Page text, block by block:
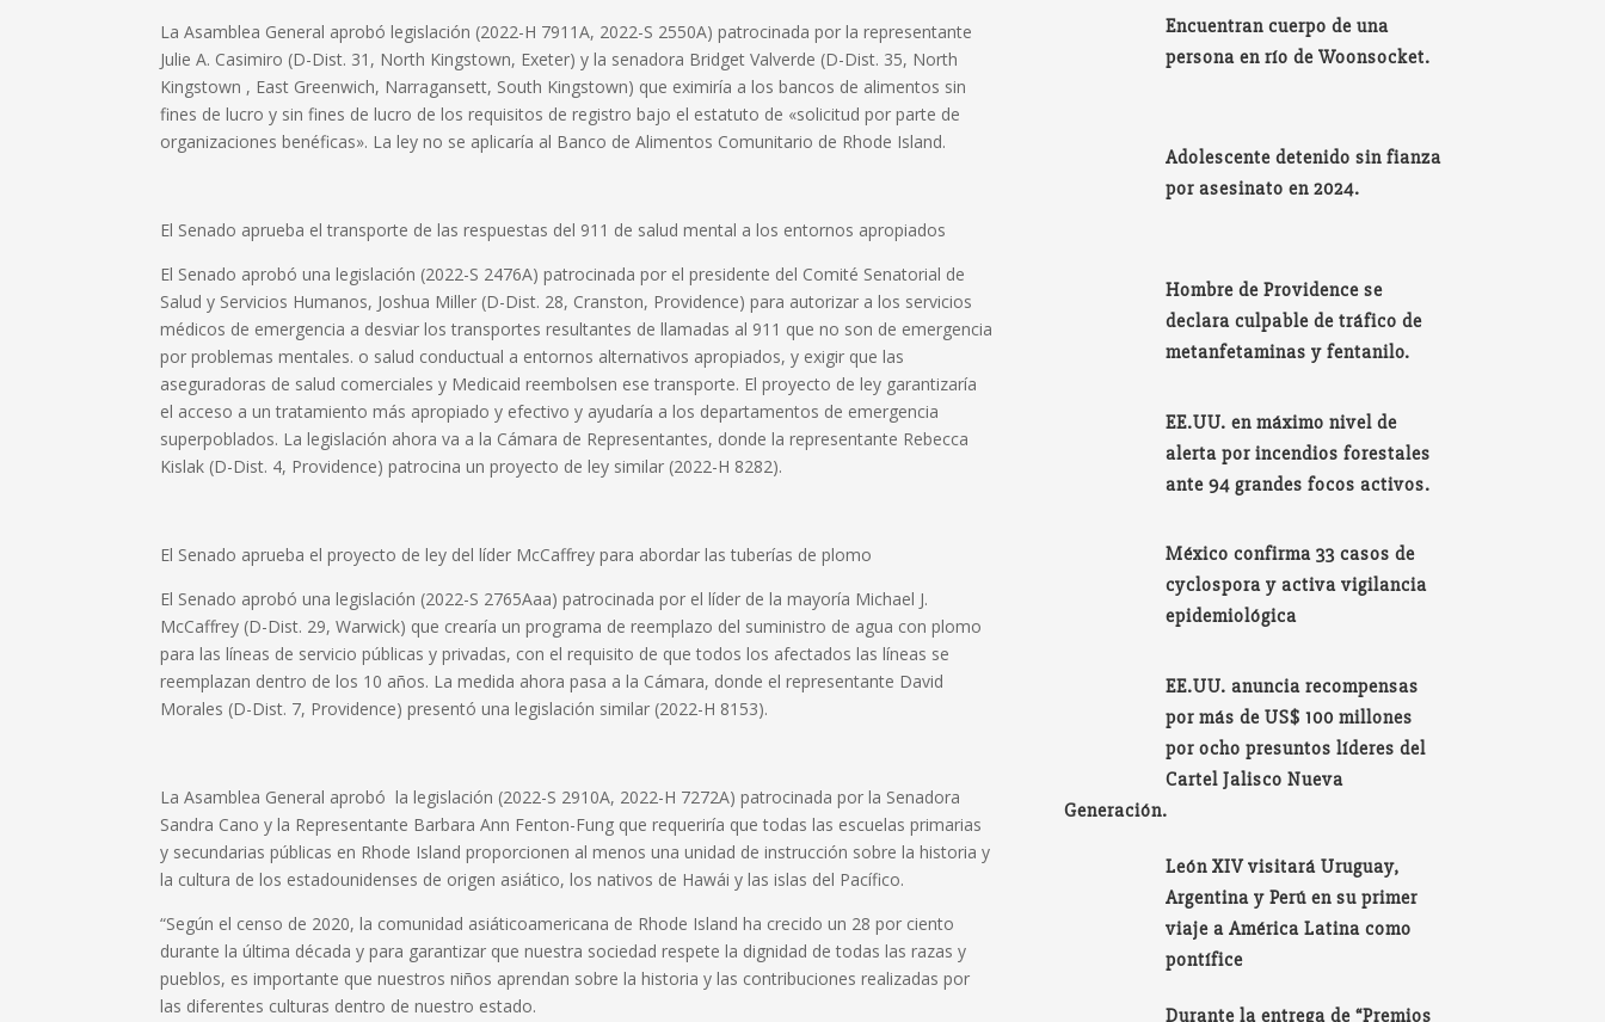
La Asamblea General aprobó legislación (2022-H 7911A, 2022-S 2550A) patrocinada por la representante
Julie A. Casimiro (D-Dist. 31, North Kingstown, Exeter) y la senadora Bridget Valverde (D-Dist. 35, North
Kingstown , East Greenwich, Narragansett, South Kingstown) que eximiría a los bancos de alimentos sin
fines de lucro y sin fines de lucro de los requisitos de registro bajo el estatuto de «solicitud por parte de
organizaciones benéficas». La ley no se aplicaría al Banco de Alimentos Comunitario de Rhode Island.
El Senado aprueba el transporte de las respuestas del 911 de salud mental a los entornos apropiados
El Senado aprobó una legislación (2022-S 2476A) patrocinada por el presidente del Comité Senatorial de
Salud y Servicios Humanos, Joshua Miller (D-Dist. 28, Cranston, Providence) para autorizar a los servicios
médicos de emergencia a desviar los transportes resultantes de llamadas al 911 que no son de emergencia
por problemas mentales. o salud conductual a entornos alternativos apropiados, y exigir que las
aseguradoras de salud comerciales y Medicaid reembolsen ese transporte. El proyecto de ley garantizaría
el acceso a un tratamiento más apropiado y efectivo y ayudaría a los departamentos de emergencia
superpoblados. La legislación ahora va a la Cámara de Representantes, donde la representante Rebecca
Kislak (D-Dist. 4, Providence) patrocina un proyecto de ley similar (2022-H 8282).
El Senado aprueba el proyecto de ley del líder McCaffrey para abordar las tuberías de plomo
El Senado aprobó una legislación (2022-S 2765Aaa) patrocinada por el líder de la mayoría Michael J.
McCaffrey (D-Dist. 29, Warwick) que crearía un programa de reemplazo del suministro de agua con plomo
para las líneas de servicio públicas y privadas, con el requisito de que todos los afectados las líneas se
reemplazan dentro de los 10 años. La medida ahora pasa a la Cámara, donde el representante David
Morales (D-Dist. 7, Providence) presentó una legislación similar (2022-H 8153).
La Asamblea General aprobó la legislación (2022-S 2910A, 2022-H 7272A) patrocinada por la Senadora
Sandra Cano y la Representante Barbara Ann Fenton-Fung que requeriría que todas las escuelas primarias
y secundarias públicas en Rhode Island proporcionen al menos una unidad de instrucción sobre la historia y
la cultura de los estadounidenses de origen asiático, los nativos de Hawái y las islas del Pacífico.
“Según el censo de 2020, la comunidad asiáticoamericana de Rhode Island ha crecido un 28 por ciento
durante la última década y para garantizar que nuestra sociedad respete la dignidad de todas las razas y
pueblos, es importante que nuestros niños aprendan sobre la historia y las contribuciones realizadas por
las diferentes culturas dentro de nuestro estado.
Encuentran cuerpo de una
persona en río de Woonsocket.
Adolescente detenido sin fianza
por asesinato en 2024.
Hombre de Providence se
declara culpable de tráfico de
metanfetaminas y fentanilo.
EE.UU. en máximo nivel de
alerta por incendios forestales
ante 94 grandes focos activos.
México confirma 33 casos de
cyclospora y activa vigilancia
epidemiológica
EE.UU. anuncia recompensas
por más de US$ 100 millones
por ocho presuntos líderes del
Cartel Jalisco Nueva
Generación.
León XIV visitará Uruguay,
Argentina y Perú en su primer
viaje a América Latina como
pontífice
Durante la entrega de “Premios